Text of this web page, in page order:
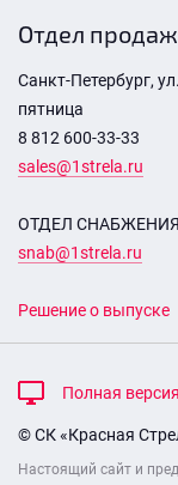
Отдел продаж
Санкт-Петербург,
пятница
8 812 600-33-33
sales@1strela.ru
ОТДЕЛ СНАБЖЕНИЯ
snab@1strela.ru
Решение о выпуске
Полная
© СК «Красная
Настоящий сайт и